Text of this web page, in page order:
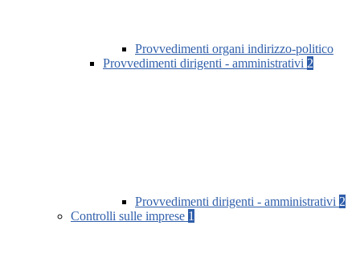
Provvedimenti organi indirizzo-politico
Provvedimenti dirigenti - amministrativi 2
Provvedimenti dirigenti - amministrativi 2
Controlli sulle imprese 1